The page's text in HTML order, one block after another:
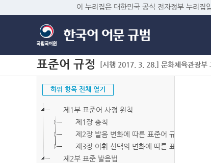
이 누리집은 대한민국 공식 전자정부 누리집
표준어 규정 [시행 2017. 3. 28.] 문화체육관광
하위 항목 전체 열기
제1부 표준어 사정 원칙
제1장 총칙
제2장 발음 변화에 따른 표준어 규정
제3장 어휘 선택의 변화에 따른 표준어 규정
제2부 표준 발음법